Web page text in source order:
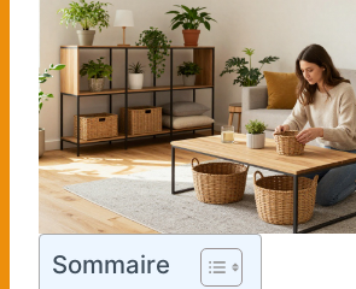
Sommaire